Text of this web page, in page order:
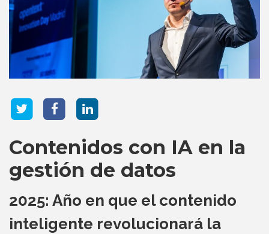
Contenidos con IA en la
gestión de datos
2025: Año en que el contenido
inteligente revolucionará la